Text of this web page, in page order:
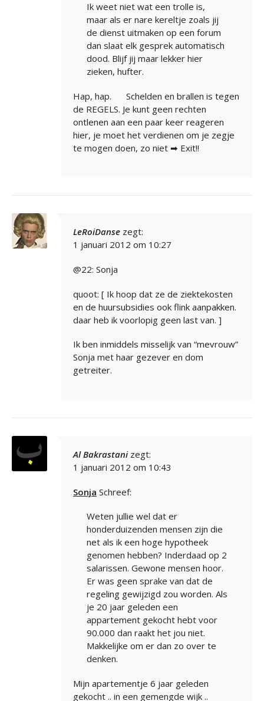
Ik weet niet wat een trolle is,
maar als er nare kereltje zoals jij
de dienst uitmaken op een forum
dan slaat elk gesprek automatisch
dood. Blijf jij maar lekker hier
zieken, hufter.
Hap, hap.
Schelden en brallen is tegen
de REGELS. Je kunt geen rechten
ontlenen aan een paar keer reageren
hier, je moet het verdienen om je zegje
te mogen doen, zo niet ➡ Exit!!
LeRoiDanse zegt:
1 januari 2012 om 10:27
@22: Sonja
quoot: [ Ik hoop dat ze de ziektekosten
en de huursubsidies ook flink aanpakken.
daar heb ik voorlopig geen last van. ]
Ik ben inmiddels misselijk van “mevrouw”
Sonja met haar gezever en dom
getreiter.
Al Bakrastani zegt:
1 januari 2012 om 10:43
Sonja Schreef:
Weten jullie wel dat er
honderduizenden mensen zijn die
net als ik een hoge hypotheek
genomen hebben? Inderdaad op 2
salarissen. Gewone mensen hoor.
Er was geen sprake van dat de
regeling gewijzigd zou worden. Als
je 20 jaar geleden een
appartement gekocht hebt voor
90.000 dan raakt het jou niet.
Makkelijke om er dan zo over te
denken.
Mijn apartementje 6 jaar geleden
gekocht .. in een gemengde wijk ..